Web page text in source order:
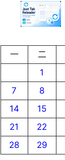
一
二
1
7
8
14
15
21
22
28
29